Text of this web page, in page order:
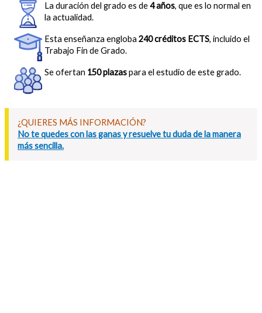
La duración del grado es de4 años, que es lo normal en
la actualidad.
Esta enseñanza engloba 240 créditos ECTS, incluido el
Trabajo Fin de Grado.
Se ofertan 150 plazaspara el estudio de este grado.
¿QUIERES MÁS INFORMACIÓN?
No te quedes con las ganas y resuelve tu duda de la manera
más sencilla.